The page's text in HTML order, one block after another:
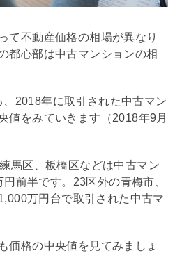
て不動産価格の相場が異なり
都心部は中古マンションの相
2018年に取引された中古マン
値をみていきます（2018年9月
馬区、板橋区などは中古マン
前半です。23区外の青梅市、
万円台で取引された中古マ
価格の中央値を見てみましょ